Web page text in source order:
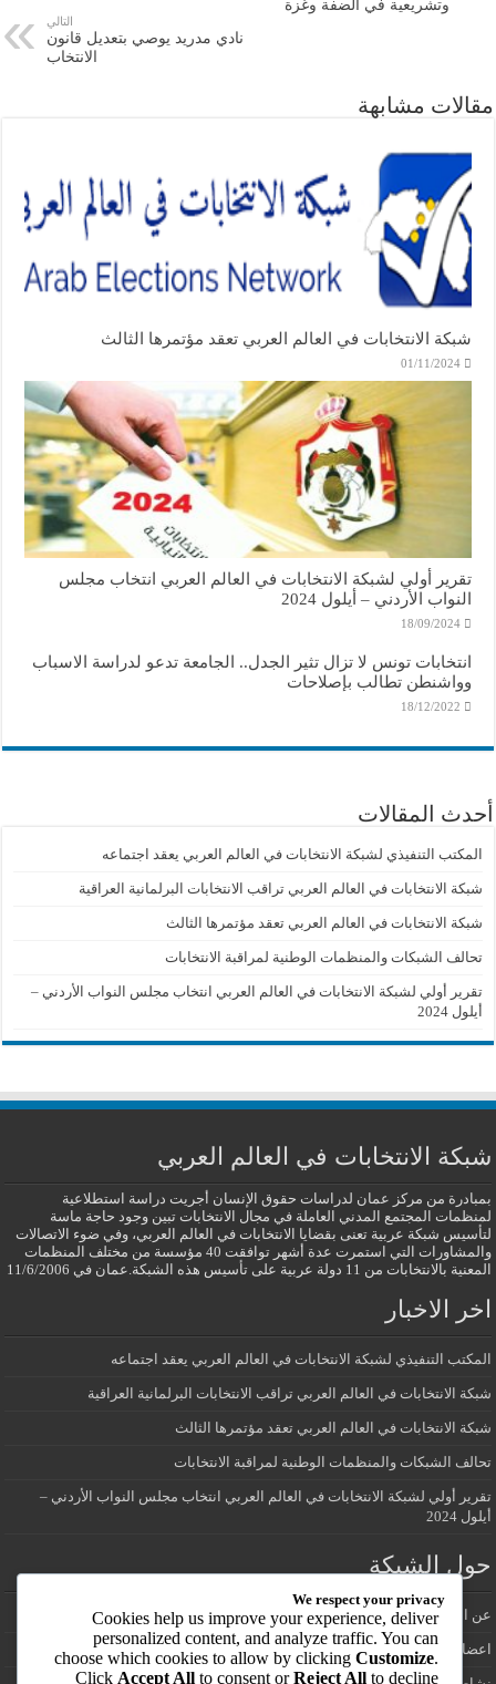
وتشريعية في الضفة وغزة
التالي
نادي مدريد يوصي بتعديل قانون
الانتخاب
مقالات مشابهة
شبكة الانتخابات في العالم العربي تعقد مؤتمرها الثالث
01/11/2024
تقرير أولي لشبكة الانتخابات في العالم العربي انتخاب مجلس
النواب الأردني – أيلول 2024
18/09/2024
انتخابات تونس لا تزال تثير الجدل.. الجامعة تدعو لدراسة الاسباب
وواشنطن تطالب بإصلاحات
18/12/2022
أحدث المقالات
المكتب التنفيذي لشبكة الانتخابات في العالم العربي يعقد اجتماعه
شبكة الانتخابات في العالم العربي تراقب الانتخابات البرلمانية العراقية
شبكة الانتخابات في العالم العربي تعقد مؤتمرها الثالث
تحالف الشبكات والمنظمات الوطنية لمراقبة الانتخابات
تقرير أولي لشبكة الانتخابات في العالم العربي انتخاب مجلس النواب الأردني –
أيلول 2024
شبكة الانتخابات في العالم العربي
بمبادرة من مركز عمان لدراسات حقوق الإنسان أجريت دراسة استطلاعية
لمنظمات المجتمع المدني العاملة في مجال الانتخابات تبين وجود حاجة ماسة
لتأسيس شبكة عربية تعنى بقضايا الانتخابات في العالم العربي، وفي ضوء الاتصالات
والمشاورات التي استمرت عدة أشهر توافقت 40 مؤسسة من مختلف المنظمات
المعنية بالانتخابات من 11 دولة عربية على تأسيس هذه الشبكة.عمان في 11/6/2006
اخر الاخبار
المكتب التنفيذي لشبكة الانتخابات في العالم العربي يعقد اجتماعه
شبكة الانتخابات في العالم العربي تراقب الانتخابات البرلمانية العراقية
شبكة الانتخابات في العالم العربي تعقد مؤتمرها الثالث
تحالف الشبكات والمنظمات الوطنية لمراقبة الانتخابات
تقرير أولي لشبكة الانتخابات في العالم العربي انتخاب مجلس النواب الأردني –
أيلول 2024
حول الشبكة
عن الشبكة
اعضاء شبكة الانتخابات في العالم العربي
We respect your privacy
Cookies help us improve your experience, deliver
personalized content, and analyze traffic. You can
choose which cookies to allow by clickingCustomize.
Click Accept All to consent orReject All to decline